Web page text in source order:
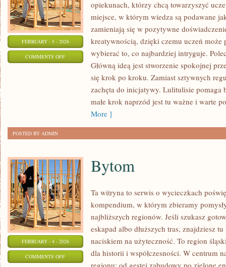
FEBRUARY - 5 - 2026
COMMENTS OFFON
opiekunach, którzy chcą towarzyszyć
miejsce, w którym wiedza są podawane
zamieniają się w pozytywne
kreatywnością, dzięki czemu uczeń może
wybierać to, co najbardziej intryguje.
Główną ideą jest stworzenie spokojnej
się krok po kroku. Zamiast sztywnych
zachęta do inicjatywy. Lulitulisie pomaga
małe krok naprzód jest tu ważne i warte
More ]
POSTED BY ADMIN
FEBRUARY - 4 - 2026
COMMENTS OFFON
Bytom
Ta witryna to serwis o wycieczkach
kompendium, w którym zbieramy
najbliższych regionów. Jeśli szukasz
eskapad albo dłuższych tras, znajdziesz
naciskiem na użyteczność. To region
dla historii i współczesności. W centrum
regionu: od gęstej zabudowy po zielone